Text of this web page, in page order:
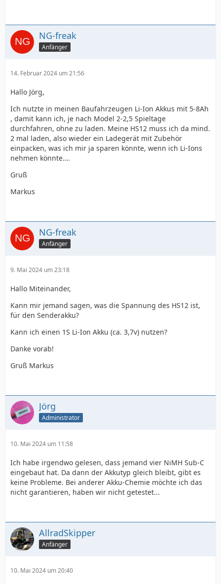
NG-freak
Anfänger
14. Februar 2024 um 21:56
Hallo Jörg,
Ich nutzte in meinen Baufahrzeugen Li-Ion Akkus mit 5-8Ah
, damit kann ich, je nach Model 2-2,5 Spieltage
durchfahren, ohne zu laden. Meine HS12 muss ich da mind.
2 mal laden, also wieder ein Ladegerät mit Zubehör
einpacken, was ich mir ja sparen könnte, wenn ich Li-Ions
nehmen könnte….
Gruß
Markus
NG-freak
Anfänger
9. Mai 2024 um 23:18
Hallo Miteinander,
Kann mir jemand sagen, was die Spannung des HS12 ist,
für den Senderakku?
Kann ich einen 1S Li-Ion Akku (ca. 3,7v) nutzen?
Danke vorab!
Gruß Markus
Jörg
Administrator
10. Mai 2024 um 11:58
Ich habe irgendwo gelesen, dass jemand vier NiMH Sub-C
eingebaut hat. Da dann der Akkutyp gleich bleibt, gibt es
keine Probleme. Bei anderer Akku-Chemie möchte ich das
nicht garantieren, haben wir nicht getestet...
AllradSkipper
Anfänger
10. Mai 2024 um 20:40